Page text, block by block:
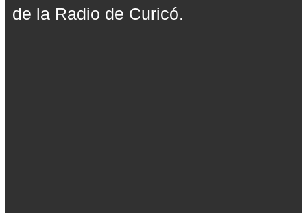
de la Radio de Curicó.